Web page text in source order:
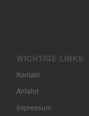
WICHTIGE LINKS
Kontakt
Anfahrt
Impressum